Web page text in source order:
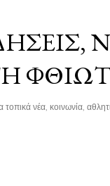
νέα, κοινωνία,